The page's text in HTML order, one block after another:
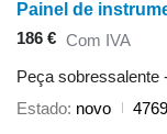
186 € Com IVA
Peça sobressalente
Estado novo